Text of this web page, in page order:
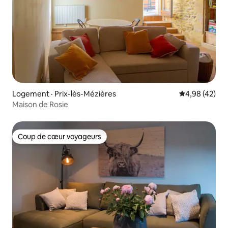
Logement · Prix-lès-Mézières Note
4,98 (42)
Maison de Rosie
Coup de cœur voyageurs
Coup de cœur voyageurs